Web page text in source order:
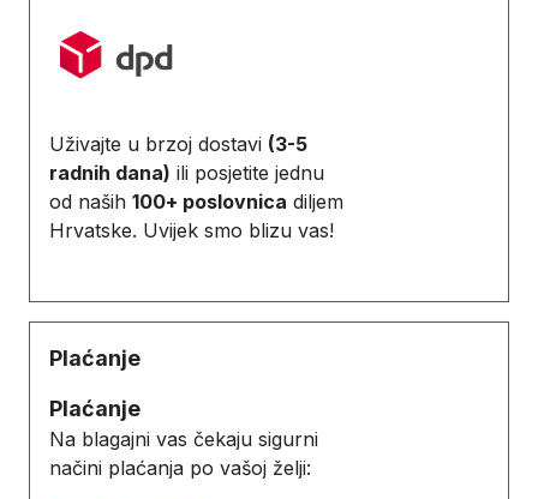
Uživajte u brzoj dostavi (3-5
radnih dana) ili posjetite jednu
od naših 100+ poslovnica diljem
Hrvatske. Uvijek smo blizu vas!
Plaćanje
Plaćanje
Na blagajni vas čekaju sigurni
načini plaćanja po vašoj želji: